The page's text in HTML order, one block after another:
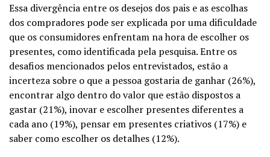
Essa divergência entre os desejos dos pais e as escolhas
dos compradores pode ser explicada por uma dificuldade
que os consumidores enfrentam na hora de escolher os
presentes, como identificada pela pesquisa. Entre os
desafios mencionados pelos entrevistados, estão a
incerteza sobre o que a pessoa gostaria de ganhar (26%),
encontrar algo dentro do valor que estão dispostos a
gastar (21%), inovar e escolher presentes diferentes a
cada ano (19%), pensar em presentes criativos (17%) e
saber como escolher os detalhes (12%).